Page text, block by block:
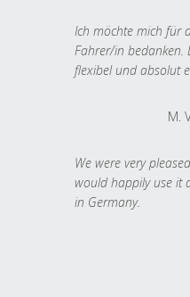
Ich möchte mich für
Fahrer/in bedanken.
flexibel und absolut
M.
We were very
would happily use it
in Germany.